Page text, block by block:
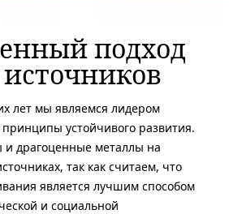
подход
лет мы являемся лидером
устойчивого развития.
драгоценные металлы на
так как считаем, что
является лучшим способом
и социальной